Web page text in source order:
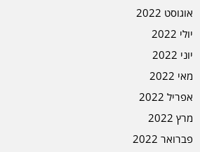
אוגוסט 2022
יולי 2022
יוני 2022
מאי 2022
אפריל 2022
מרץ 2022
פברואר 2022